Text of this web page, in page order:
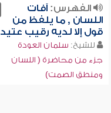
الفهرس:آفات
اللسان , ما يلفظ من
قول إلا لديه رقيب عتيد
للشيخ: سلمان العودة
جزء من محاضرة ( اللسان
ومنطق الصمت)